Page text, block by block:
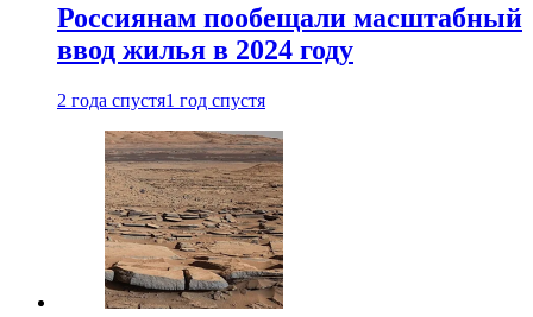
Россиянам пообещали масштабный
ввод жилья в 2024 году
2 года спустя1 год спустя